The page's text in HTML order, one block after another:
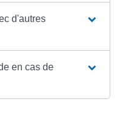
d'autres
en cas de